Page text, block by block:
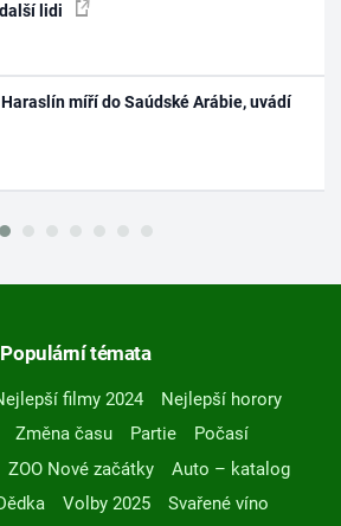
lidi
míří do Saúdské Arábie, uvádí
Populární témata
filmy 2024
Nejlepší horory
Změna času Partie
Počasí
ZOO Nové začátky
Auto – katalog
Volby 2025
Svařené víno